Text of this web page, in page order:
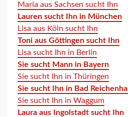
Maria aus Sachsen sucht Ihn
Lauren sucht Ihn in München
Lisa aus Köln sucht Ihn
Toni aus Göttingen sucht Ihn
Lisa sucht Ihn in Berlin
Sie sucht Mann in Bayern
Sie sucht Ihn in Thüringen
Sie sucht Ihn in Bad Reichenhall
Sie sucht Ihn in Waggum
Laura aus Ingolstadt sucht Ihn